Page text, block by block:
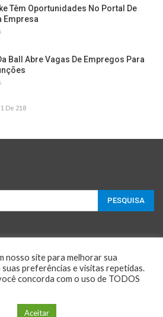
Têm Oportunidades No Portal De
Empresa
Ball Abre Vagas De Empregos Para
1 De 218
e Negócios. All Rights Reserved.
nosso site para melhorar sua
preferências e visitas repetidas.
concorda com o uso de TODOS
Aceitar